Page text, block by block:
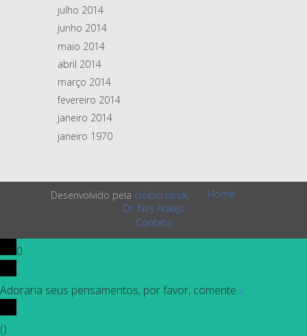
julho 2014
junho 2014
maio 2014
abril 2014
março 2014
fevereiro 2014
janeiro 2014
janeiro 1970
Desenvolvido pela crobin.co.uk
Home
Dr. Ney Araujo
Contato
0
Adoraria seus pensamentos, por favor, comente.x
()